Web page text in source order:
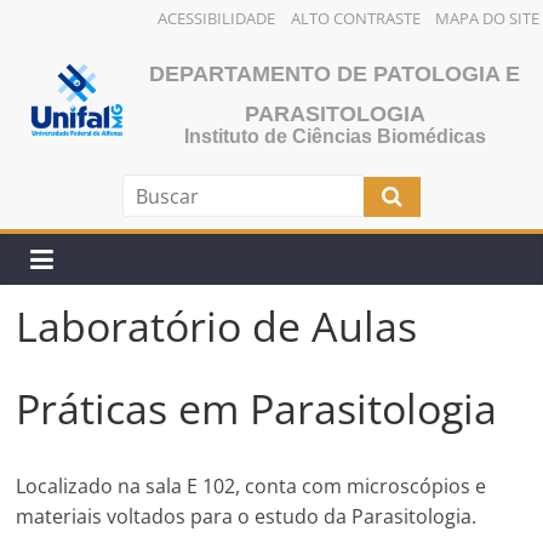
ACESSIBILIDADE ALTO CONTRASTE MAPA DO SITE
conteúdo
DEPARTAMENTO DE PATOLOGIA E
PARASITOLOGIA
Instituto de Ciências Biomédicas
Laboratório de Aulas
Práticas em Parasitologia
Localizado na sala E 102, conta com microscópios e
materiais voltados para o estudo da Parasitologia.